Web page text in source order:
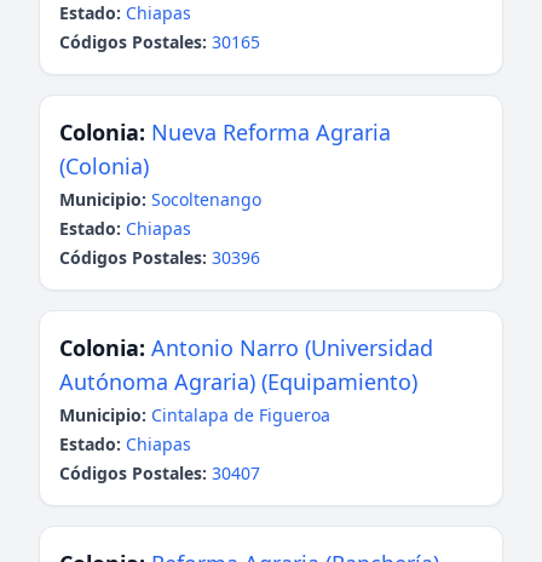
Estado: Chiapas
Códigos Postales: 30165
Colonia: Nueva Reforma Agraria
(Colonia)
Municipio: Socoltenango
Estado: Chiapas
Códigos Postales: 30396
Colonia: Antonio Narro (Universidad
Autónoma Agraria) (Equipamiento)
Municipio: Cintalapa de Figueroa
Estado: Chiapas
Códigos Postales: 30407